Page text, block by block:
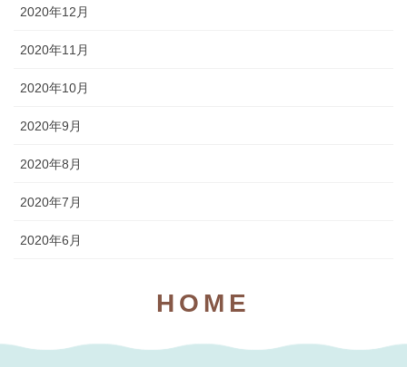
2020年12月
2020年11月
2020年10月
2020年9月
2020年8月
2020年7月
2020年6月
HOME